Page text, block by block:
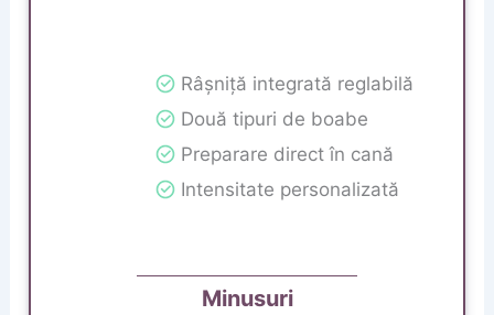
Râșniță integrată reglabilă
Două tipuri de boabe
Preparare direct în cană
Intensitate personalizată
Minusuri